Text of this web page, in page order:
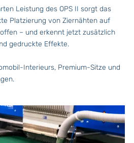
Leistung des OPS II sorgt das
Platzierung von Ziernähten auf
– und erkennt jetzt zusätzlich
gedruckte Effekte.
Interieurs, Premium-Sitze und